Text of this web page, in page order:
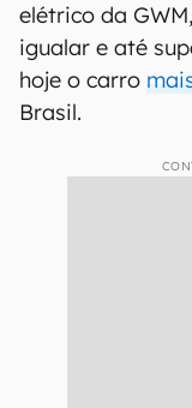
elétrico da
igualar e até
hoje o carro
Brasil.